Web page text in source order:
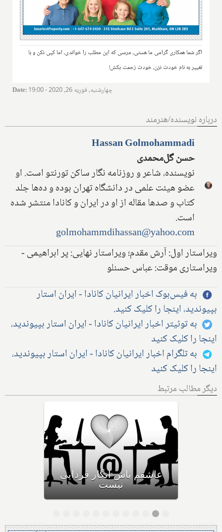
اگر شما همکاری گرامی ما هستی، مرسی که این مطلب را خواندی، اما کپی نکن و با
تغییر به نام خودت نزن، خودت زحمت بکش!
Date: چهارشنبه, فوریه 26, 2020 - 19:00
درباره نویسنده/هنرمند
Hassan Golmohammadi
حسن گل‌محمدی
نویسنده، شاعر و روزنامه نگار ساکن تورنتو است. او
عضو هیئت علمی در دانشگاه تهران بوده و ده‌ها جلد
کتاب و صدها مقاله از او در ایران و کانادا منتشر شده
است.
golmohammdihassan@yahoo.com
ویراستار اول: آرش مقدم؛ ویراستار نهایی: پر ابراهیمی -
ویراستاری موقت: عباس حسنلو
به فیس‌بوک اخبار ایرانیان کانادا - ایران استار
بپیوندید، اینجا را کلیک کنید.
به توئیتر اخبار ایرانیان کانادا - ایران استار بپیوندید،
اینجا را کلیک کنید
به تلگرام اخبار ایرانیان کانادا - ایران استار بپیوندید،
اینجا را کلیک کنید
دیگر مطالب مرتبط
یک تلاش نافرجام